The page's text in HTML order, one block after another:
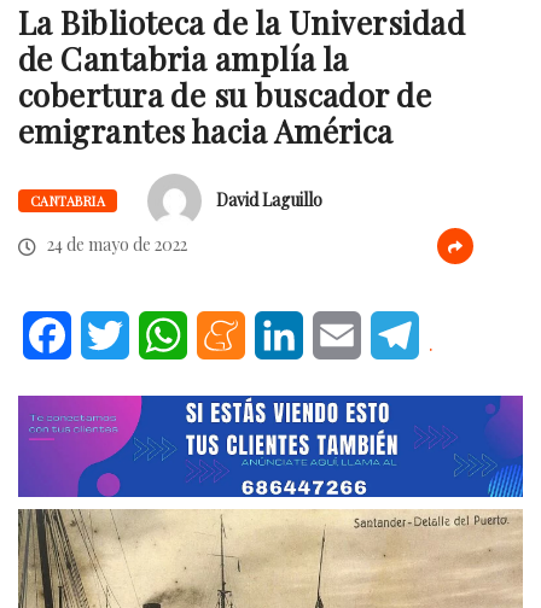
La Biblioteca de la Universidad
de Cantabria amplía la
cobertura de su buscador de
emigrantes hacia América
CANTABRIA
David Laguillo
24 de mayo de 2022
FacebookTwitter WhatsAppMeneameLinkedInEmail .